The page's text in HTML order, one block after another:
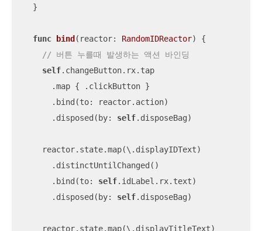
func bind ( reactor: RandomIDReactor)
{
// 버튼 누를때 발생하는 액션 바인딩
self.changeButton.rx.tap
      .disposed(by:
self.disposeBag)
      .bind(to:
self.idLabel.rx.text)
      .disposed(by:
self.disposeBag)